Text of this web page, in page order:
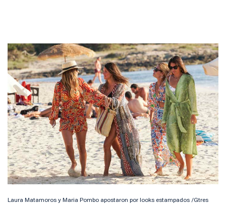
Laura Matamoros y Maria Pombo apostaron por looks estampados /Gtres